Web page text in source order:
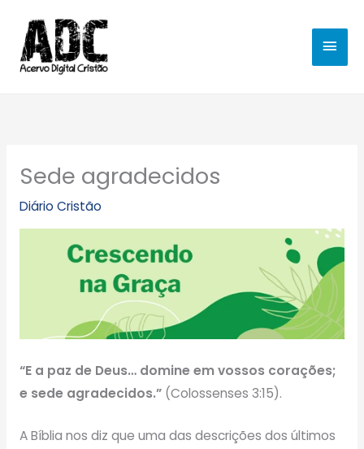
para
conteúdo
Sede agradecidos
Diário Cristão
“E a paz de Deus… domine em vossos corações;
e sede agradecidos.”(Colossenses 3:15).
A Bíblia nos diz que uma das descrições dos últimos